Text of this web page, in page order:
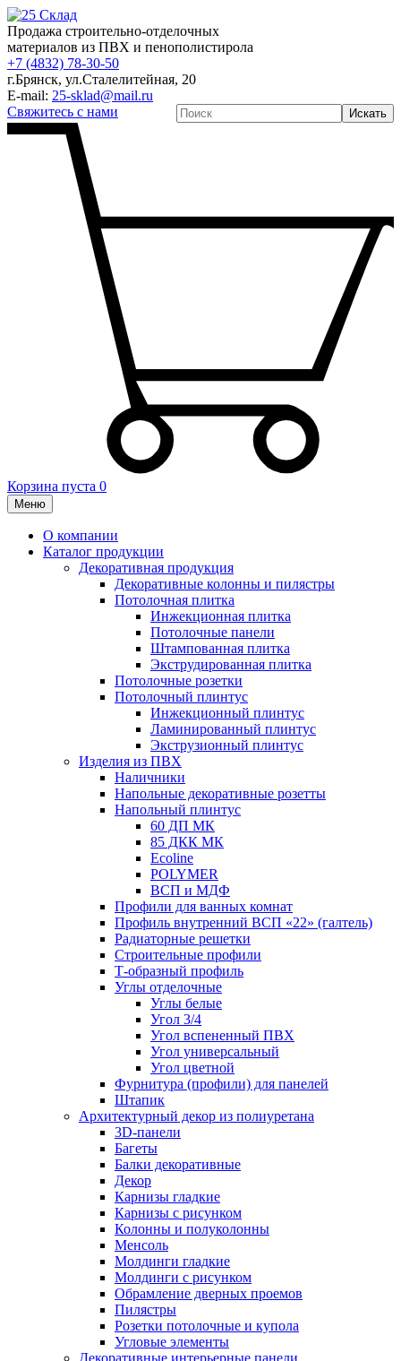
Продажа строительно-отделочных
материалов из ПВХ и пенополистирола
+7 (4832) 78-30-50
г.Брянск, ул.Сталелитейная, 20
E-mail: 25-sklad@mail.ru
Свяжитесь с нами
Искать
Корзина пуста 0
Меню
О компании
Каталог продукции
Декоративная продукция
Декоративные колонны и пилястры
Потолочная плитка
Инжекционная плитка
Потолочные панели
Штампованная плитка
Экструдированная плитка
Потолочные розетки
Потолочный плинтус
Инжекционный плинтус
Ламинированный плинтус
Экструзионный плинтус
Изделия из ПВХ
Наличники
Напольные декоративные розетты
Напольный плинтус
60 ДП МК
85 ДКК МК
Ecoline
POLYMER
ВСП и МДФ
Профили для ванных комнат
Профиль внутренний ВСП «22» (галтель)
Радиаторные решетки
Строительные профили
Т-образный профиль
Углы отделочные
Углы белые
Угол 3/4
Угол вспененный ПВХ
Угол универсальный
Угол цветной
Фурнитура (профили) для панелей
Штапик
Архитектурный декор из полиуретана
3D-панели
Багеты
Балки декоративные
Декор
Карнизы гладкие
Карнизы с рисунком
Колонны и полуколонны
Менсоль
Молдинги гладкие
Молдинги с рисунком
Обрамление дверных проемов
Пилястры
Розетки потолочные и купола
Угловые элементы
Декоративные интерьерные панели